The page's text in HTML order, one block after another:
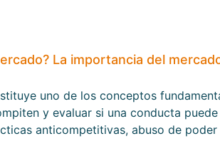
La importancia del
uno de los conceptos
y evaluar si una conducta
anticompetitivas, abuso de